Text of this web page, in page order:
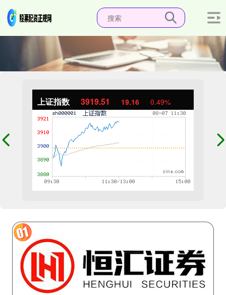
上证指数 3919.51 19.16 0.49%